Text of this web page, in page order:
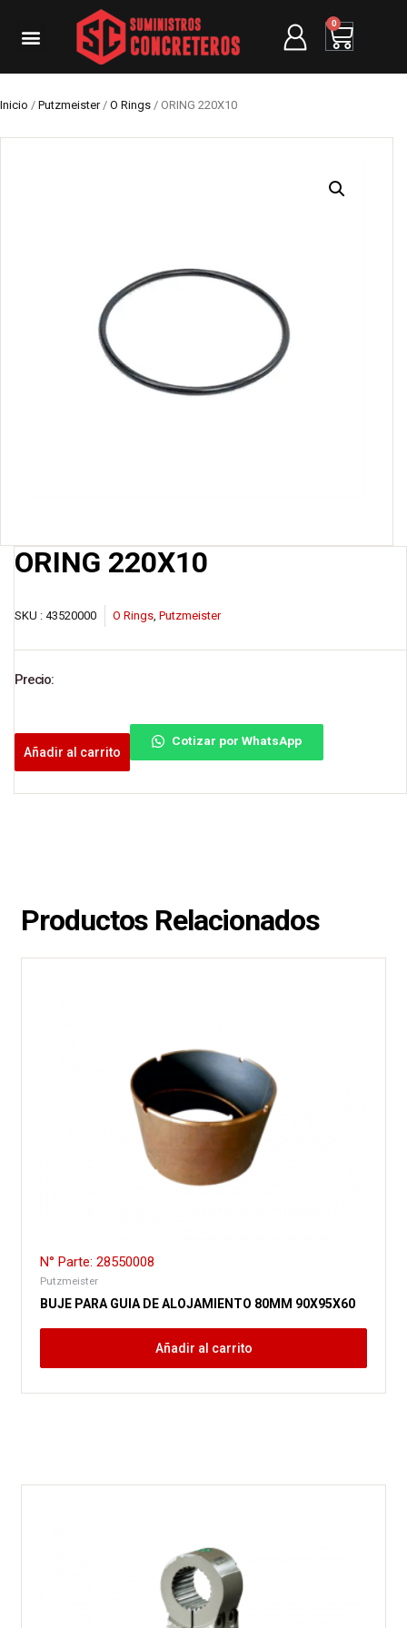
0
Inicio / Putzmeister/ O Rings / ORING 220X10
ORING 220X10
SKU : 43520000 O Rings Putzmeister
Precio:
Añadir al carrito
Cotizar por WhatsApp
Productos Relacionados
N° Parte: 28550008
Putzmeister
BUJE PARA GUIA DE ALOJAMIENTO 80MM 90X95X60
Añadir al carrito